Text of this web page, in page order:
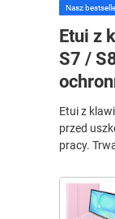
Nasz
Etui z
S7 /
Etui z
przed
pracy.